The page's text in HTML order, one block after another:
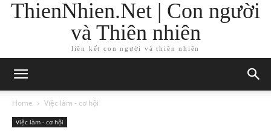
ThienNhien.Net | Con người
và Thiên nhiên
liên kết con người và thiên nhiên
Home Việc làm - cơ hội
Việc làm - cơ hội